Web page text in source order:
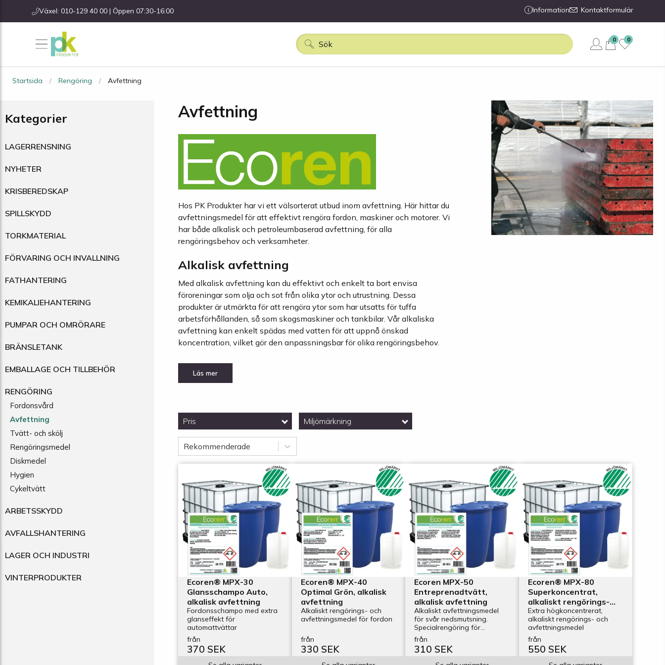
Växel: 010-129 40 00 | Öppen 07:30-16:00 Information Kontaktformulär
0 0
Startsida Rengöring Avfettning
Kategorier
LAGERRENSNING
NYHETER
KRISBEREDSKAP
SPILLSKYDD
TORKMATERIAL
FÖRVARING OCH INVALLNING
FATHANTERING
KEMIKALIEHANTERING
PUMPAR OCH OMRÖRARE
BRÄNSLETANK
EMBALLAGE OCH TILLBEHÖR
RENGÖRING
Fordonsvård
Avfettning
Tvätt- och skölj
Rengöringsmedel
Diskmedel
Hygien
Cykeltvätt
ARBETSSKYDD
AVFALLSHANTERING
LAGER OCH INDUSTRI
VINTERPRODUKTER
Avfettning
Hos PK Produkter har vi ett välsorterat utbud inom avfettning. Här hittar du
avfettningsmedel för att effektivt rengöra fordon, maskiner och motorer. Vi
har både alkalisk och petroleumbaserad avfettning, för alla
rengöringsbehov och verksamheter.
Alkalisk avfettning
Med alkalisk avfettning kan du effektivt och enkelt ta bort envisa
föroreningar som olja och sot från olika ytor och utrustning. Dessa
produkter är utmärkta för att rengöra ytor som har utsatts för tuffa
arbetsförhållanden, så som skogsmaskiner och tankbilar. Vår alkaliska
avfettning kan enkelt spädas med vatten för att uppnå önskad
koncentration, vilket gör den anpassningsbar för olika rengöringsbehov.
Pris Miljömärkning
Rekommenderade
Ecoren® MPX-30
Glansschampo Auto,
alkalisk avfettning
Fordonsschampo med extra
glanseffekt för
automattvättar
från
370 SEK
Ecoren® MPX-40
Optimal Grön, alkalisk
avfettning
Alkaliskt rengörings- och
avfettningsmedel för fordon
från
330 SEK
Ecoren MPX-50
Entreprenadtvätt,
alkalisk avfettning
Alkaliskt avfettningsmedel
för svår nedsmutsning.
Specialrengöring för
entreprenadmaskiner.
från
310 SEK
Ecoren® MPX-80
Superkoncentrat,
alkaliskt rengörings-
och avfettningsmedel
Extra högkoncentrerat,
alkaliskt rengörings- och
avfettningsmedel
från
550 SEK